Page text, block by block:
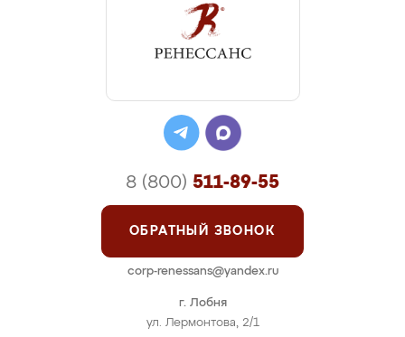
г. Лобня
ул. Лермонтова, 2/1
8 (800) 511-89-55
ОБРАТНЫЙ ЗВОНОК
corp-renessans@yandex.ru